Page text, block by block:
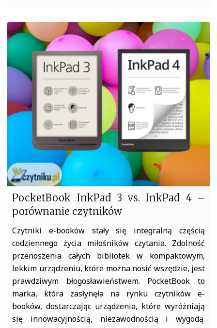
c
b
o
o
k
i
t
t
e
PocketBook InkPad 3 vs. InkPad 4 –
porównanie czytników
Czytniki e-booków stały się integralną częścią
codziennego życia miłośników czytania. Zdolność
przenoszenia całych bibliotek w kompaktowym,
lekkim urządzeniu, które można nosić wszędzie, jest
prawdziwym błogosławieństwem. PocketBook to
marka, która zasłynęła na rynku czytników e-
booków, dostarczając urządzenia, które wyróżniają
się innowacyjnością, niezawodnością i wygodą.